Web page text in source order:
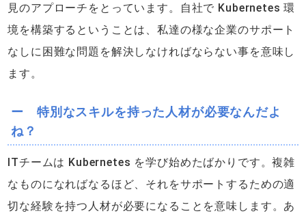
見のアプローチをとっています。自社で Kubernetes 環
境を構築するということは、私達の様な企業のサポート
なしに困難な問題を解決しなければならない事を意味し
ます。
ー 特別なスキルを持った人材が必要なんだよ
ね？
ITチームは Kubernetes を学び始めたばかりです。複雑
なものになればなるほど、それをサポートするための適
切な経験を持つ人材が必要になることを意味します。あ